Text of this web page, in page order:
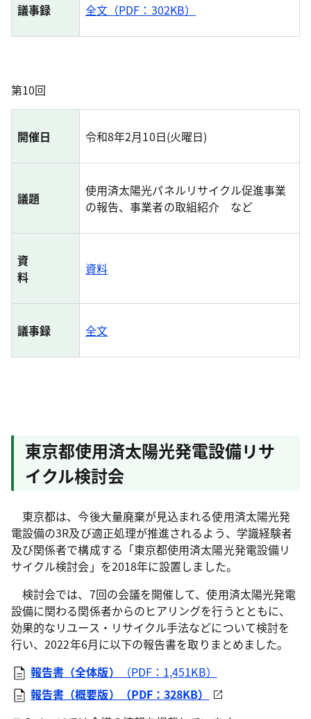
議事録 全文（PDF：302KB）
第10回
開催日 令和8年2月10日(火曜日)
議題
使用済太陽光パネルリサイクル促進事業
の報告、事業者の取組紹介 など
資
料
資料
議事録 全文
東京都使用済太陽光発電設備リサ
イクル検討会
東京都は、今後大量廃棄が見込まれる使用済太陽光発
電設備の3R及び適正処理が推進されるよう、学識経験者
及び関係者で構成する「東京都使用済太陽光発電設備リ
サイクル検討会」を2018年に設置しました。
検討会では、7回の会議を開催して、使用済太陽光発電
設備に関わる関係者からのヒアリングを行うとともに、
効果的なリユース・リサイクル手法などについて検討を
行い、2022年6月に以下の報告書を取りまとめました。
報告書（全体版）
（PDF：1,451KB）
報告書（概要版）
（PDF：328KB）